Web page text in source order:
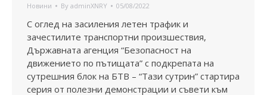
Новини By adminXNRY 05/08/2022
С оглед на засиления летен трафик и
зачестилите транспортни произшествия,
Държавната агенция “Безопасност на
движението по пътищата” с подкрепата на
сутрешния блок на БТВ – “Тази сутрин” стартира
серия от полезни демонстрации и съвети към